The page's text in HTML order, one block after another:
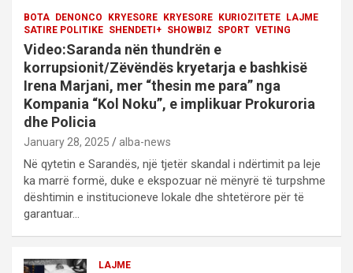
BOTA DENONCO KRYESORE KRYESORE KURIOZITETE
LAJME
SATIRE POLITIKE SHENDETI+ SHOWBIZ SPORT VETING
Video:Saranda nën thundrën e
korrupsionit/Zëvëndës kryetarja e bashkisë
Irena Marjani, mer “thesin me para” nga
Kompania “Kol Noku”, e implikuar Prokuroria
dhe Policia
January 28, 2025 alba-news
Në qytetin e Sarandës, një tjetër skandal i ndërtimit pa leje
ka marrë formë, duke e ekspozuar në mënyrë të turpshme
dështimin e institucioneve lokale dhe shtetërore për të
garantuar…
LAJME